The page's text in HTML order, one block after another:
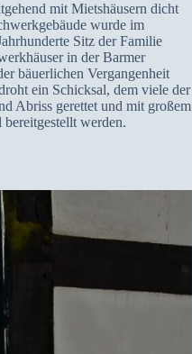
mit Mietshäusern dicht
wurde im
Sitz der Familie
in der Barmer
bäuerlichen Vergangenheit
ein Schicksal, dem viele der
Abriss gerettet und mit großem
werden.